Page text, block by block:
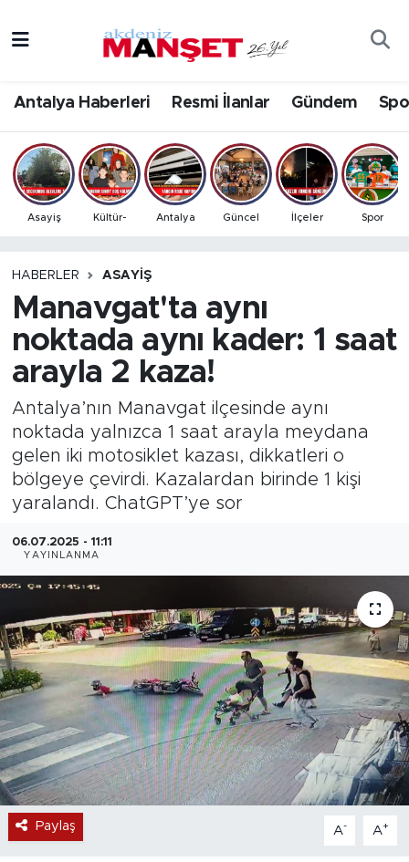
Antalya Haberleri Resmi İlanlar Gündem
Asayiş Kültür- Antalya Güncel İlçeler Spor
HABERLER ASAYIŞ
Manavgat'ta aynı
noktada aynı kader: 1 saat
arayla 2 kaza!
Antalya’nın Manavgat ilçesinde aynı
noktada yalnızca 1 saat arayla meydana
gelen iki motosiklet kazası, dikkatleri o
bölgeye çevirdi. Kazalardan birinde 1 kişi
yaralandı. ChatGPT’ye sor
06.07.2025 - 11:11
YAYINLANMA
Paylaş A- A+
Bilim & Teknoloji
Eğitim
Ekonomi
Gündem
İlçeler
Magazin
Özel Haber
Politika
Resmi İlanlar
Sağlık
Spor
Turizm
Antalya Hava Durumu
Antalya Namaz Vakitleri
Antalya Trafik Yoğunluk Haritası
Tüm Manşetler
Son Dakika Haberleri